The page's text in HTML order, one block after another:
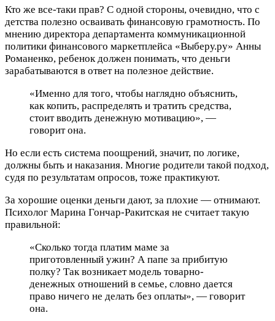
Кто же все-таки прав? С одной стороны, очевидно, что с
детства полезно осваивать финансовую грамотность. По
мнению директора департамента коммуникационной
политики финансового маркетплейса «Выберу.ру» Анны
Романенко, ребенок должен понимать, что деньги
зарабатываются в ответ на полезное действие.
«Именно для того, чтобы наглядно объяснить,
как копить, распределять и тратить средства,
стоит вводить денежную мотивацию», —
говорит она.
Но если есть система поощрений, значит, по логике,
должны быть и наказания. Многие родители такой подход,
судя по результатам опросов, тоже практикуют.
За хорошие оценки деньги дают, за плохие — отнимают.
Психолог Марина Гончар-Ракитская не считает такую
правильной:
«Сколько тогда платим маме за
приготовленный ужин? А папе за прибитую
полку? Так возникает модель товарно-
денежных отношений в семье, словно дается
право ничего не делать без оплаты», — говорит
она.